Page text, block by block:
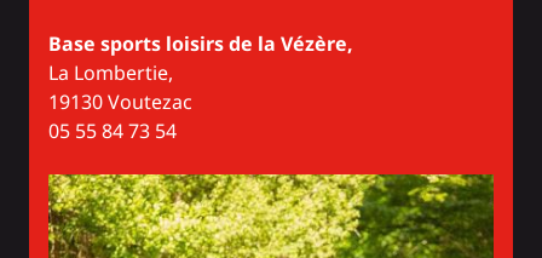
Base sports loisirs de la Vézère,
La Lombertie,
19130 Voutezac
05 55 84 73 54